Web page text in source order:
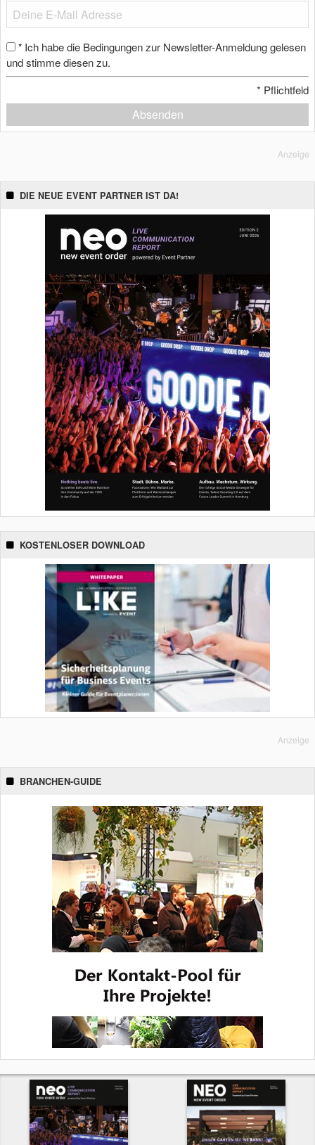
* Ich habe die Bedingungen zur Newsletter-Anmeldung gelesen
und stimme diesen zu.
* Pflichtfeld
Absenden
Anzeige
DIE NEUE EVENT PARTNER IST DA!
KOSTENLOSER DOWNLOAD
Anzeige
BRANCHEN-GUIDE